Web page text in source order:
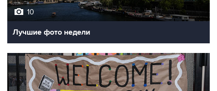
Лучшие фото недели